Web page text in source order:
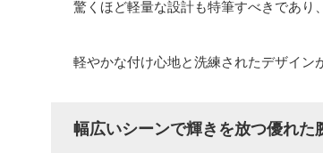
驚くほど軽量な設計も特筆すべきであり
軽やかな付け心地と洗練されたデザイン
幅広いシーンで輝きを放つ優れた